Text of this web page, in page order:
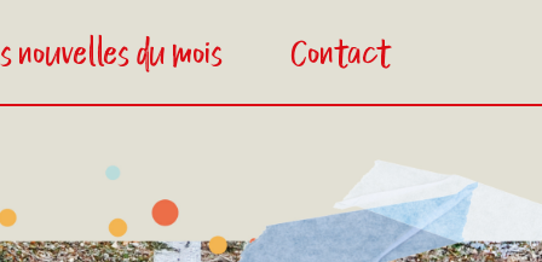
nouvelles du mois Contact